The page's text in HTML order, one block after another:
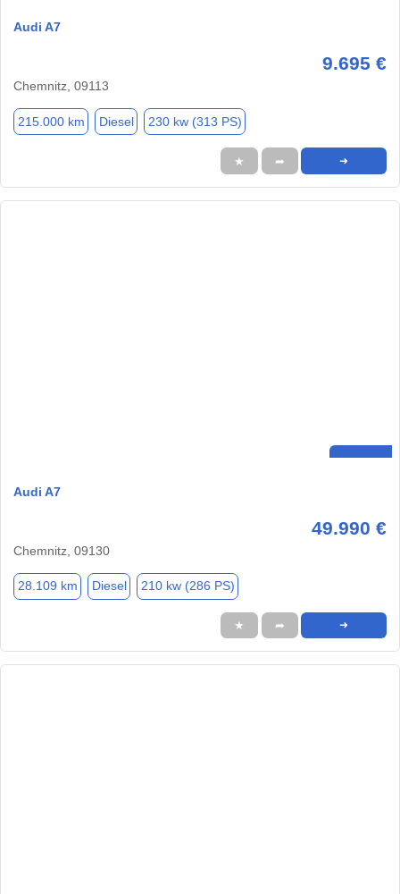
Audi A7
9.695 €
Chemnitz, 09113
215.000 km Diesel 230 kw (313 PS)
★ ➦ ➜
Audi A7
49.990 €
Chemnitz, 09130
28.109 km Diesel 210 kw (286 PS)
★ ➦ ➜